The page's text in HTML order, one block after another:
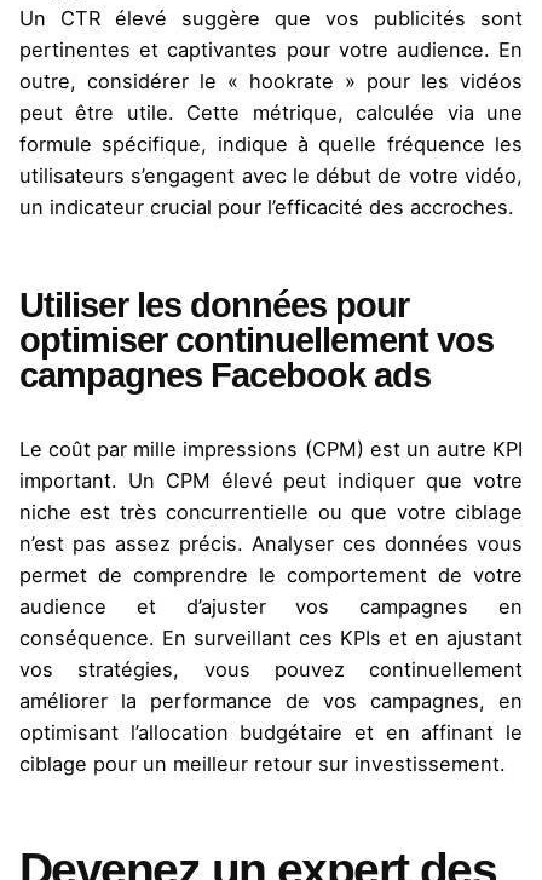
Un CTR élevé suggère que vos publicités sont
pertinentes et captivantes pour votre audience. En
outre, considérer le « hookrate » pour les vidéos
peut être utile. Cette métrique, calculée via une
formule spécifique, indique à quelle fréquence les
utilisateurs s’engagent avec le début de votre vidéo,
un indicateur crucial pour l’efficacité des accroches.
Utiliser les données pour
optimiser continuellement vos
campagnes Facebook ads
Le coût par mille impressions (CPM) est un autre KPI
important. Un CPM élevé peut indiquer que votre
niche est très concurrentielle ou que votre ciblage
n’est pas assez précis. Analyser ces données vous
permet de comprendre le comportement de votre
audience et d’ajuster vos campagnes en
conséquence. En surveillant ces KPIs et en ajustant
vos stratégies, vous pouvez continuellement
améliorer la performance de vos campagnes, en
optimisant l’allocation budgétaire et en affinant le
ciblage pour un meilleur retour sur investissement.